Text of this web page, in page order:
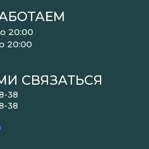
20:00
20:00
СВЯЗАТЬСЯ
38
38